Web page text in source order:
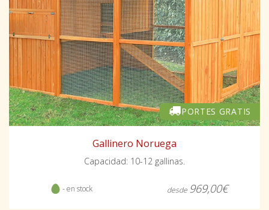
PORTES GRATIS
Gallinero Noruega
Capacidad: 10-12 gallinas.
- en stock desde 969,00€